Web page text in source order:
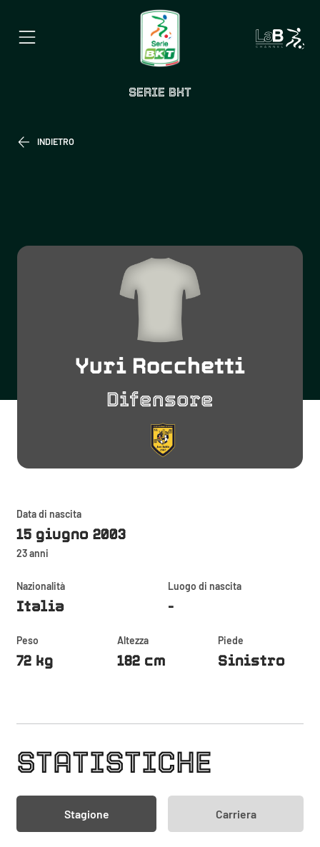
SERIE BKT
INDIETRO
Yuri Rocchetti
Difensore
Data di nascita
15 giugno 2003
23 anni
Nazionalità
Italia
Luogo di nascita
-
Peso
72 kg
Altezza
182 cm
Piede
Sinistro
STATISTICHE
Stagione Carriera